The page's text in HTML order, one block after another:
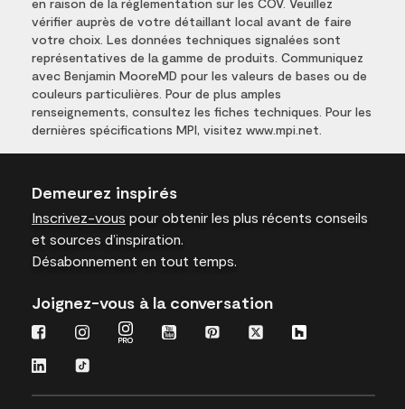
vérifier auprès de votre détaillant local avant de faire
votre choix. Les données techniques signalées sont
représentatives de la gamme de produits. Communiquez
avec Benjamin MooreMD pour les valeurs de bases ou de
couleurs particulières. Pour de plus amples
renseignements, consultez les fiches techniques. Pour les
dernières spécifications MPI, visitez www.mpi.net.
Demeurez inspirés
Inscrivez-vous pour obtenir les plus récents conseils
et sources d’inspiration.
Désabonnement en tout temps.
Joignez-vous à la conversation